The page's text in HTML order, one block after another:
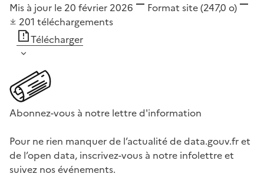
Mis à jour le 20 février 2026 Format site(247,0 o)
201 téléchargements
Télécharger
Abonnez-vous à notre lettre d'information
Pour ne rien manquer de l’actualité de data.gouv.fr et
de l’open data, inscrivez-vous à notre infolettre et
suivez nos événements.